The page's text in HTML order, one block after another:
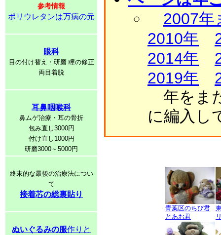
参考情報
ポリウレタンは万病の元
眼科
目の付け替え・研磨 瞳の修正
両目着脱
耳鼻咽喉科
鼻ムゲ治療・耳の骨折
包み直し3000円
付け直し1000円
研磨3000～5000円
終末的な最後の治療法につい
て
接着芯の総裏貼り
ぬいぐるみの服作りと
2007年
2010年
2014年
2019年
年をま
に編入し
青葉区のちび君
とあお君